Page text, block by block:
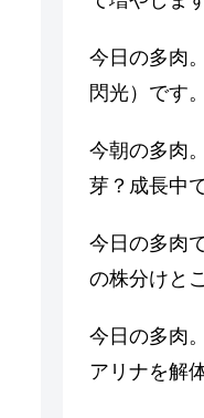
今日の多肉
閃光）です。
今朝の多肉
芽？成長中
今日の多肉
の株分けと
今日の多肉
アリナを解